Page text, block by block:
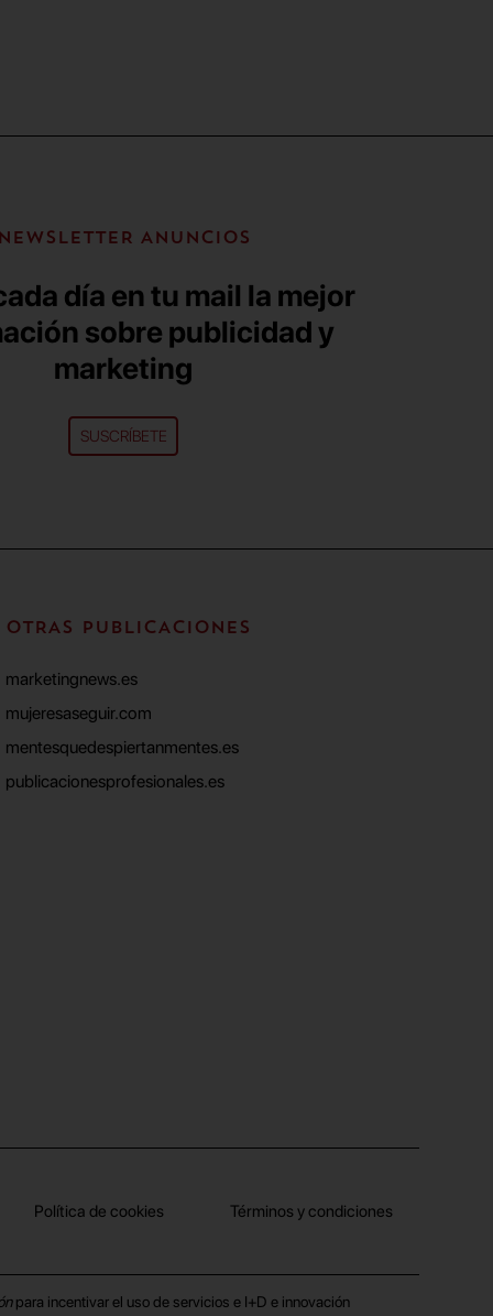
NEWSLETTER ANUNCIOS
día en tu mail la mejor
sobre publicidad y
marketing
SUSCRÍBETE
OTRAS PUBLICACIONES
marketingnews.es
mujeresaseguir.com
mentesquedespiertanmentes.es
publicacionesprofesionales.es
Política de cookies Términos y condiciones
para incentivar el uso de servicios e I+D e innovación